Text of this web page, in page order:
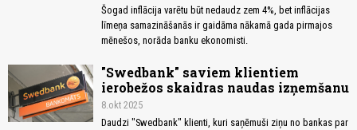
Šogad inflācija varētu būt nedaudz zem 4%, bet inflācijas
līmeņa samazināšanās ir gaidāma nākamā gada pirmajos
mēnešos, norāda banku ekonomisti.
"Swedbank" saviem klientiem
ierobežos skaidras naudas izņemšanu
8.okt 2025
Daudzi "Swedbank" klienti, kuri saņēmuši ziņu no bankas par